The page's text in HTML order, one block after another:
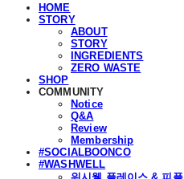
HOME
STORY
ABOUT
STORY
INGREDIENTS
ZERO WASTE
SHOP
COMMUNITY
Notice
Q&A
Review
Membership
#SOCIALBOONCO
#WASHWELL